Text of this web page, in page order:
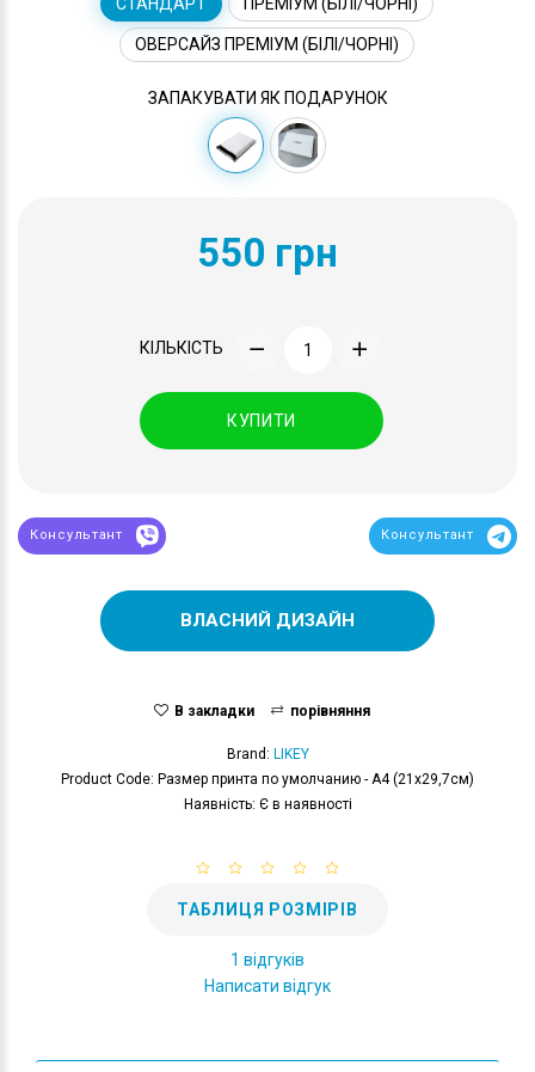
ОВЕРСАЙЗ ПРЕМІУМ (БІЛІ/ЧОРНІ)
ЗАПАКУВАТИ ЯК ПОДАРУНОК
550 грн
КІЛЬКІСТЬ
КУПИТИ
Консультант Консультант
ВЛАСНИЙ ДИЗАЙН
В закладки порівняння
Brand: LIKEY
Product Code: Размер принта по умолчанию - А4 (21x29,7см)
Наявність: Є в наявності
ТАБЛИЦЯ РОЗМІРІВ
1 відгуків
Написати відгук